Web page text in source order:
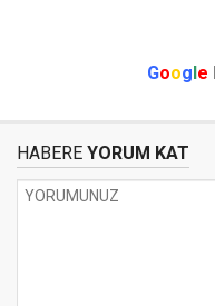
Google
HABERE YORUM KAT